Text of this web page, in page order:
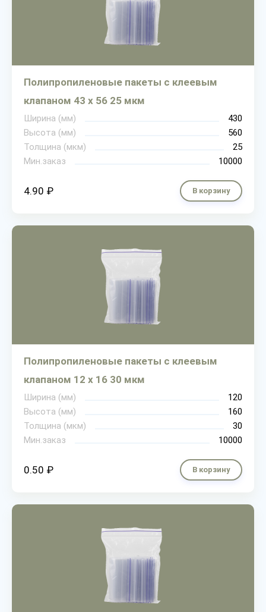
Полипропиленовые пакеты с клеевым
клапаном 43 х 56 25 мкм
Ширина (мм)
430
Высота (мм)
560
Толщина (мкм)
25
Мин.заказ
10000
4.90 ₽ В корзину
Полипропиленовые пакеты с клеевым
клапаном 12 х 16 30 мкм
Ширина (мм)
120
Высота (мм)
160
Толщина (мкм)
30
Мин.заказ
10000
0.50 ₽ В корзину